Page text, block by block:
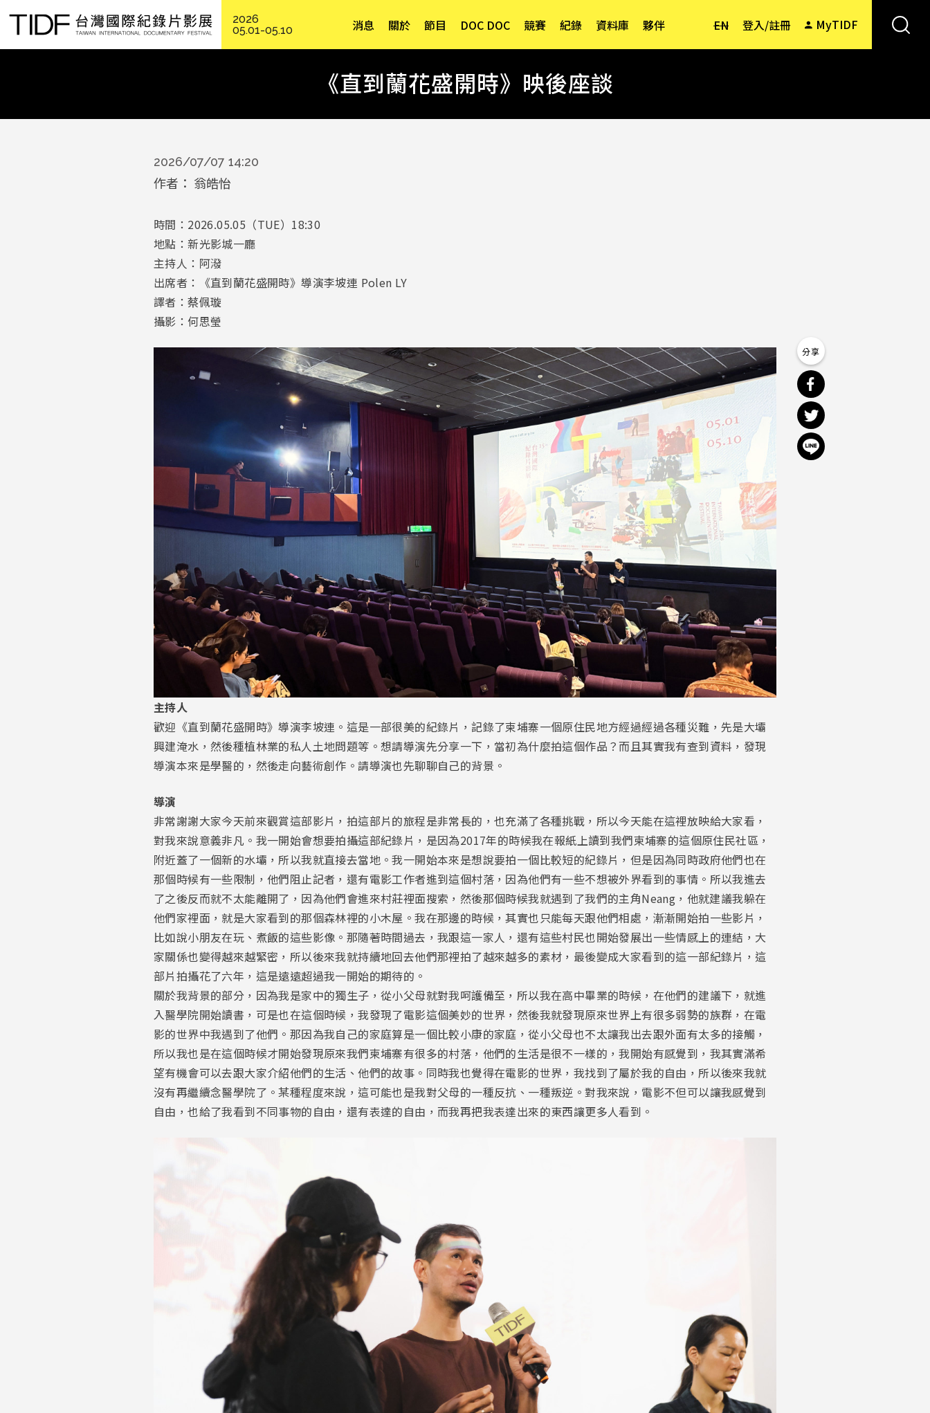
2026
05.01-05.10
EN 登入/註冊 MyTIDF
消息 關於 節目 DOC DOC 競賽 紀錄 資料庫 夥伴
《直到蘭花盛開時》映後座談
2026/07/07 14:20
作者 翁皓怡
時間：2026.05.05（TUE）18:30
地點：新光影城一廳
主持人：阿潑
出席者：《直到蘭花盛開時》導演李坡連 Polen LY
譯者：蔡佩璇
攝影：何思瑩
主持人
歡迎《直到蘭花盛開時》導演李坡連。這是一部很美的紀錄片，記錄了柬埔寨一個原住民地方經過經過各種災難，先是大壩
興建淹水，然後種植林業的私人土地問題等。想請導演先分享一下，當初為什麼拍這個作品？而且其實我有查到資料，發現
導演本來是學醫的，然後走向藝術創作。請導演也先聊聊自己的背景。
導演
非常謝謝大家今天前來觀賞這部影片，拍這部片的旅程是非常長的，也充滿了各種挑戰，所以今天能在這裡放映給大家看，
對我來說意義非凡。我一開始會想要拍攝這部紀錄片，是因為2017年的時候我在報紙上讀到我們柬埔寨的這個原住民社區，
附近蓋了一個新的水壩，所以我就直接去當地。我一開始本來是想說要拍一個比較短的紀錄片，但是因為同時政府他們也在
那個時候有一些限制，他們阻止記者，還有電影工作者進到這個村落，因為他們有一些不想被外界看到的事情。所以我進去
了之後反而就不太能離開了，因為他們會進來村莊裡面搜索，然後那個時候我就遇到了我們的主角Neang，他就建議我躲在
他們家裡面，就是大家看到的那個森林裡的小木屋。我在那邊的時候，其實也只能每天跟他們相處，漸漸開始拍一些影片，
比如說小朋友在玩、煮飯的這些影像。那隨著時間過去，我跟這一家人，還有這些村民也開始發展出一些情感上的連結，大
家關係也變得越來越緊密，所以後來我就持續地回去他們那裡拍了越來越多的素材，最後變成大家看到的這一部紀錄片，這
部片拍攝花了六年，這是遠遠超過我一開始的期待的。
關於我背景的部分，因為我是家中的獨生子，從小父母就對我呵護備至，所以我在高中畢業的時候，在他們的建議下，就進
入醫學院開始讀書，可是也在這個時候，我發現了電影這個美妙的世界，然後我就發現原來世界上有很多弱勢的族群，在電
影的世界中我遇到了他們。那因為我自己的家庭算是一個比較小康的家庭，從小父母也不太讓我出去跟外面有太多的接觸，
所以我也是在這個時候才開始發現原來我們柬埔寨有很多的村落，他們的生活是很不一樣的，我開始有感覺到，我其實滿希
望有機會可以去跟大家介紹他們的生活、他們的故事。同時我也覺得在電影的世界，我找到了屬於我的自由，所以後來我就
沒有再繼續念醫學院了。某種程度來說，這可能也是我對父母的一種反抗、一種叛逆。對我來說，電影不但可以讓我感覺到
自由，也給了我看到不同事物的自由，還有表達的自由，而我再把我表達出來的東西讓更多人看到。